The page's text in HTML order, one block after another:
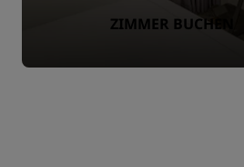
ZIMMER BUCHEN